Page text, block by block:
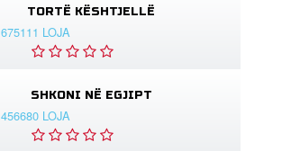
TORTË KËSHTJELLË
675111 LOJA
SHKONI NË EGJIPT
456680 LOJA